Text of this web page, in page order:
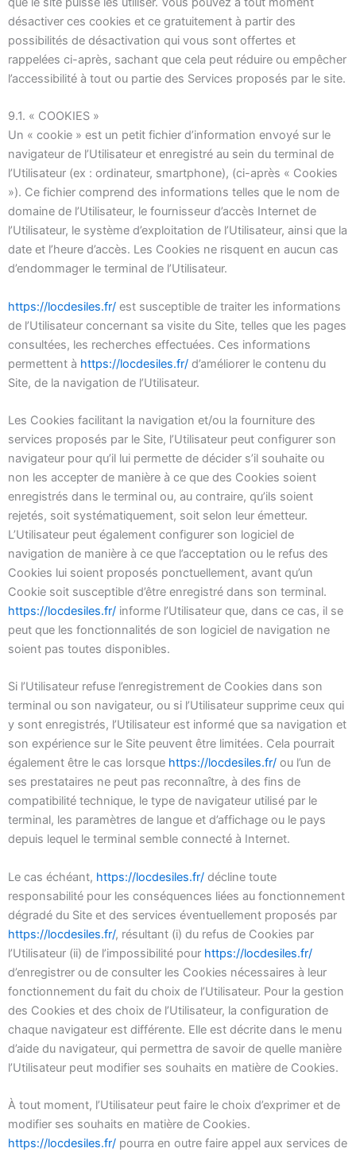
désactiver ces cookies et ce gratuitement à partir des
possibilités de désactivation qui vous sont offertes et
rappelées ci-après, sachant que cela peut réduire ou empêcher
l’accessibilité à tout ou partie des Services proposés par le site.
9.1. « COOKIES »
Un « cookie » est un petit fichier d’information envoyé sur le
navigateur de l’Utilisateur et enregistré au sein du terminal de
l’Utilisateur (ex : ordinateur, smartphone), (ci-après « Cookies
»). Ce fichier comprend des informations telles que le nom de
domaine de l’Utilisateur, le fournisseur d’accès Internet de
l’Utilisateur, le système d’exploitation de l’Utilisateur, ainsi que la
date et l’heure d’accès. Les Cookies ne risquent en aucun cas
d’endommager le terminal de l’Utilisateur.
https://locdesiles.fr/ est susceptible de traiter les informations
de l’Utilisateur concernant sa visite du Site, telles que les pages
consultées, les recherches effectuées. Ces informations
permettent à https://locdesiles.fr/ d’améliorer le contenu du
Site, de la navigation de l’Utilisateur.
Les Cookies facilitant la navigation et/ou la fourniture des
services proposés par le Site, l’Utilisateur peut configurer son
navigateur pour qu’il lui permette de décider s’il souhaite ou
non les accepter de manière à ce que des Cookies soient
enregistrés dans le terminal ou, au contraire, qu’ils soient
rejetés, soit systématiquement, soit selon leur émetteur.
L’Utilisateur peut également configurer son logiciel de
navigation de manière à ce que l’acceptation ou le refus des
Cookies lui soient proposés ponctuellement, avant qu’un
Cookie soit susceptible d’être enregistré dans son terminal.
https://locdesiles.fr/ informe l’Utilisateur que, dans ce cas, il se
peut que les fonctionnalités de son logiciel de navigation ne
soient pas toutes disponibles.
Si l’Utilisateur refuse l’enregistrement de Cookies dans son
terminal ou son navigateur, ou si l’Utilisateur supprime ceux qui
y sont enregistrés, l’Utilisateur est informé que sa navigation et
son expérience sur le Site peuvent être limitées. Cela pourrait
également être le cas lorsque https://locdesiles.fr/ ou l’un de
ses prestataires ne peut pas reconnaître, à des fins de
compatibilité technique, le type de navigateur utilisé par le
terminal, les paramètres de langue et d’affichage ou le pays
depuis lequel le terminal semble connecté à Internet.
Le cas échéant, https://locdesiles.fr/ décline toute
responsabilité pour les conséquences liées au fonctionnement
dégradé du Site et des services éventuellement proposés par
https://locdesiles.fr/, résultant (i) du refus de Cookies par
l’Utilisateur (ii) de l’impossibilité pour https://locdesiles.fr/
d’enregistrer ou de consulter les Cookies nécessaires à leur
fonctionnement du fait du choix de l’Utilisateur. Pour la gestion
des Cookies et des choix de l’Utilisateur, la configuration de
chaque navigateur est différente. Elle est décrite dans le menu
d’aide du navigateur, qui permettra de savoir de quelle manière
l’Utilisateur peut modifier ses souhaits en matière de Cookies.
À tout moment, l’Utilisateur peut faire le choix d’exprimer et de
modifier ses souhaits en matière de Cookies.
https://locdesiles.fr/ pourra en outre faire appel aux services de